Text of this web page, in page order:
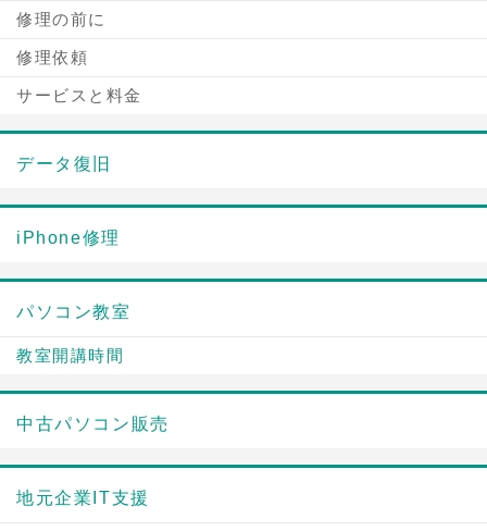
修理の前に
修理依頼
サービスと料金
データ復旧
iPhone修理
パソコン教室
教室開講時間
中古パソコン販売
地元企業IT支援